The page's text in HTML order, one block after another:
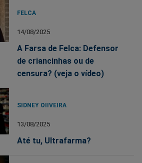
FELCA
14/08/2025
A Farsa de Felca: Defensor
de criancinhas ou de
censura? (veja o vídeo)
SIDNEY OIIVEIRA
13/08/2025
Até tu, Ultrafarma?